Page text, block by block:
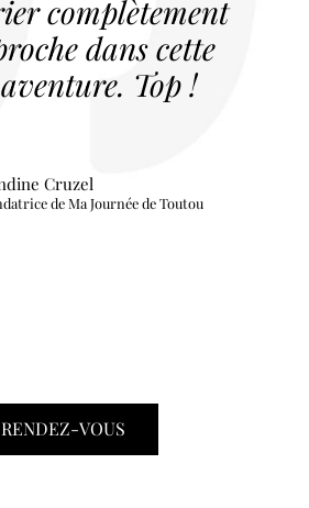
complètement
dans cette
Top !
Cruzel
de Ma Journée de Toutou
RENDEZ-VOUS